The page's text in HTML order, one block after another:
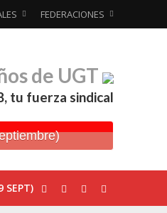
FEDERACIONES
de UGT
tu fuerza sindical
SEPT)